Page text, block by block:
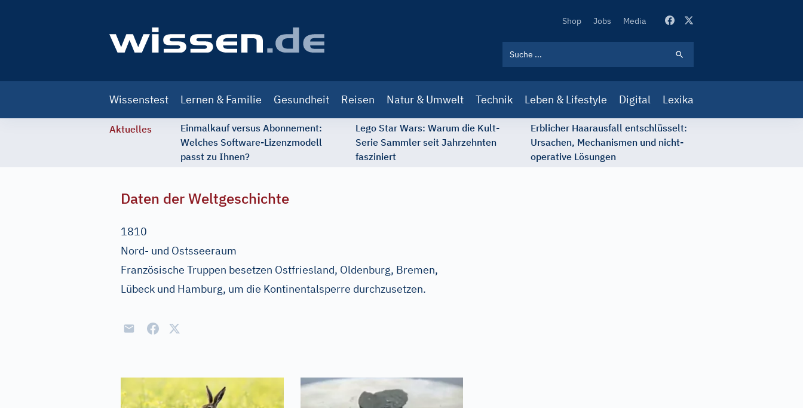
Secondary
Shop Jobs Media
navigation
Wissenstest Lernen & Familie Gesundheit Reisen Natur & Umwelt Technik Leben & Lifestyle Digital Lexika
Aktuelles
Einmalkauf versus Abonnement:
Welches Software-Lizenzmodell
passt zu Ihnen?
Lego Star Wars: Warum die Kult-
Serie Sammler seit Jahrzehnten
fasziniert
Erblicher Haarausfall entschlüsselt:
Ursachen, Mechanismen und nicht-
operative Lösungen
Daten der Weltgeschichte
1810
Nord- und Ostsseeraum
Französische Truppen besetzen Ostfriesland, Oldenburg, Bremen,
Lübeck und Hamburg, um die Kontinentalsperre durchzusetzen.